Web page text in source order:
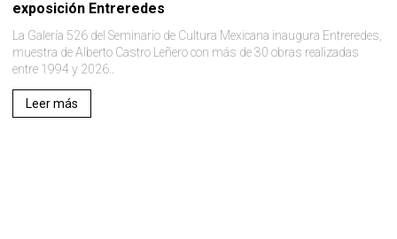
exposición Entreredes
La Galería 526 del Seminario de Cultura Mexicana inaugura Entreredes,
muestra de Alberto Castro Leñero con más de 30 obras realizadas
entre 1994 y 2026..
Leer más